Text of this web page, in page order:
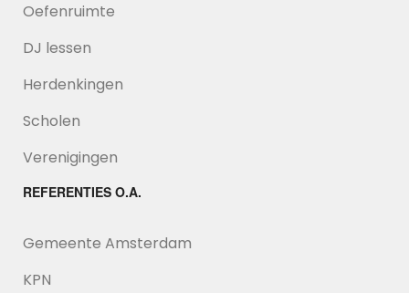
Oefenruimte
DJ lessen
Herdenkingen
Scholen
Verenigingen
REFERENTIES O.A.
Gemeente Amsterdam
KPN